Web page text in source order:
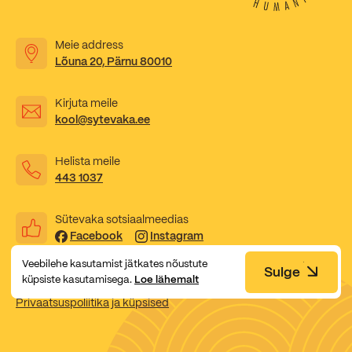
Meie address
Lõuna 20, Pärnu 80010
Kirjuta meile
kool@sytevaka.ee
Helista meile
443 1037
Sütevaka sotsiaalmeedias
Facebook
Instagram
Privaatsuspoliitika ja küpsised
Veebilehe kasutamist jätkates nõustute
küpsiste kasutamisega. Loe lähemalt Sulge